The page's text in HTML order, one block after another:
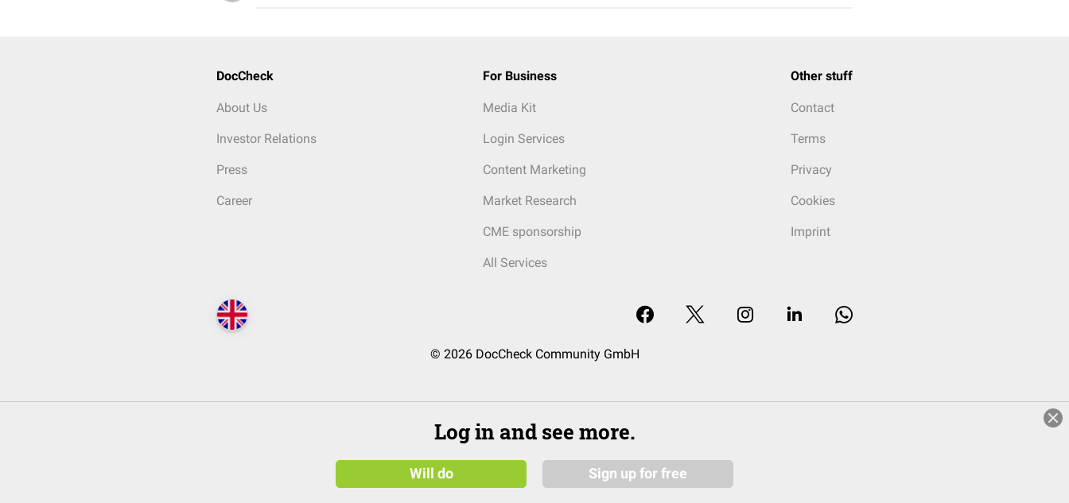
DocCheck
About Us
Investor Relations
Press
Career
For Business
Media Kit
Login Services
Content Marketing
Market Research
CME sponsorship
All Services
Other stuff
Contact
Terms
Privacy
Cookies
Imprint
© 2026 DocCheck Community GmbH
Log in and see more.
Will do Sign up for free